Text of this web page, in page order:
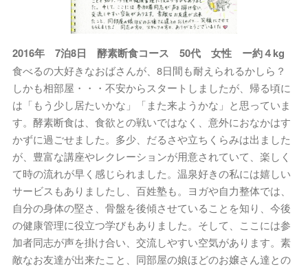
2016年 7泊8日 酵素断食コース 50代 女性 ー約４kg
食べるの大好きなおばさんが、8日間も耐えられるかしら？
しかも相部屋・・・不安からスタートしましたが、帰る頃に
は「もう少し居たいかな」「また来ようかな」と思っていま
す。酵素断食は、食欲との戦いではなく、意外におなかはす
かずに過ごせました。多少、だるさや立ちくらみは出ました
が、豊富な講座やレクレーションが用意されていて、楽しく
て時の流れが早く感じられました。温泉好きの私には嬉しい
サービスもありましたし、百姓塾も。ヨガや自力整体では、
自分の身体の堅さ、骨盤を後傾させていることを知り、今後
の健康管理に役立つ学びもありました。そして、ここには参
加者同志が声を掛け合い、交流しやすい空気があります。素
敵なお友達が出来たこと、同部屋の娘ほどのお嬢さん達との